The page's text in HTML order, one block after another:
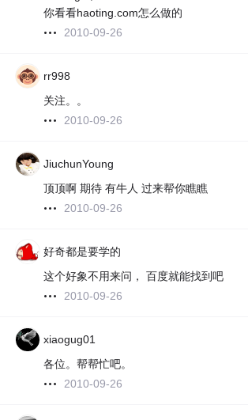
你看看haoting.com怎么做的
2010-09-26
rr998
关注。。
2010-09-26
JiuchunYoung
顶顶啊 期待 有牛人 过来帮你瞧瞧
2010-09-26
好奇都是要学的
这个好象不用来问， 百度就能找到吧
2010-09-26
xiaogug01
各位。帮帮忙吧。
2010-09-26